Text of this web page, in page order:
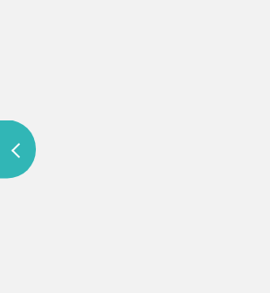
Previous